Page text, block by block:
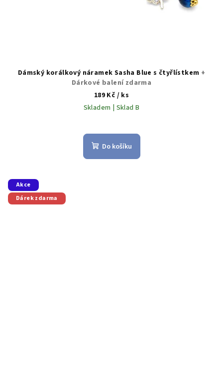
Dámský korálkový náramek Sasha Blue s čtyřlístkem +
Dárkové balení zdarma
189 Kč / ks
Skladem | Sklad B
Do košíku
Akce
Dárek zdarma